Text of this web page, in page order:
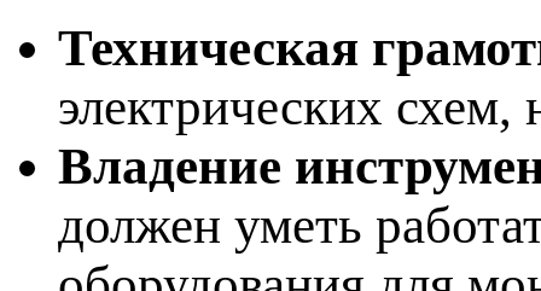
Техническая
электрических схем,
Владение
должен уметь